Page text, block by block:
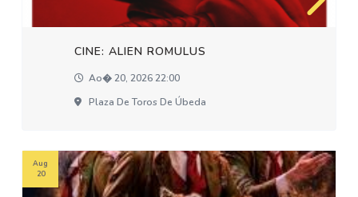
CINE: ALIEN ROMULUS
Ao� 20, 2026 22:00
Plaza De Toros De Úbeda
Aug
20